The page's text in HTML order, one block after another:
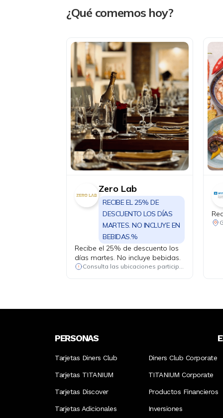
¿Qué comemos hoy?
Zero Lab
RECIBE EL 25% DE
DESCUENTO LOS DÍAS
MARTES. NO INCLUYE EN
BEBIDAS.%
Recibe el 25% de descuento los
días martes. No incluye bebidas.
Consulta las ubicaciones participantes
PERSONAS
Tarjetas Diners Club
Tarjetas TITANIUM
Tarjetas Discover
Tarjetas Adicionales
Diners Club Corporate
TITANIUM Corporate
Productos Financieros
Inversiones